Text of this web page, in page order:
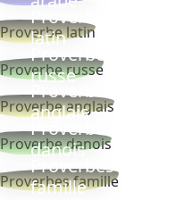
Proverbe
latin
Proverbe
russe
Proverbe
anglais
Proverbe
danois
Proverbes
famille